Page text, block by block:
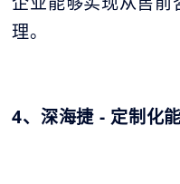
理。
4、深海捷 - 定制化